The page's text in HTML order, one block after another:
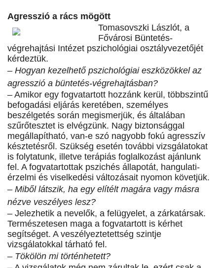
Agresszió a rács mögött
Tomasovszki Lászlót, a
Fővárosi Büntetés-
végrehajtási Intézet pszichológiai osztályvezetőjét
kérdeztük.
– Hogyan kezelhető pszichológiai eszközökkel az
agresszió a büntetés-végrehajtásban?
– Amikor egy fogvatartott hozzánk kerül, többszintű
befogadási eljárás keretében, személyes
beszélgetés során megismerjük, és általában
szűrőtesztet is elvégzünk. Nagy biztonsággal
megállapítható, van-e szó nagyobb fokú agresszív
késztetésről. Szükség esetén további vizsgálatokat
is folytatunk, illetve terápiás foglalkozást ajánlunk
fel. A fogvatartottak pszichés állapotát, hangulati-
érzelmi és viselkedési változásait nyomon követjük.
– Miből látszik, ha egy elítélt magára vagy másra
nézve veszélyes lesz?
– Jelezhetik a nevelők, a felügyelet, a zárkatársak.
Természetesen maga a fogvatartott is kérhet
segítséget. A veszélyeztetettség szintje
vizsgálatokkal tárható fel.
– Tökölön mi történhetett?